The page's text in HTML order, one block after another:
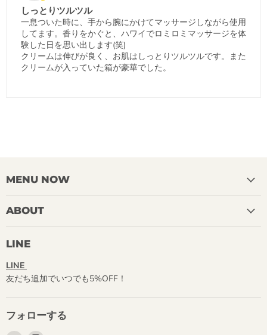
しっとりツルツル
一息ついた時に、手から腕にかけてマッサージしながら使用
してます。香りをかぐと、ハワイでロミロミマッサージを体
験した日を思い出します(笑)
クリームは伸びが良く、お肌はしっとりツルツルです。また
クリームが入っていた箱が豪華でした。
MENU NOW
ABOUT
LINE
LINE
友だち追加でいつでも5%OFF！
フォローする